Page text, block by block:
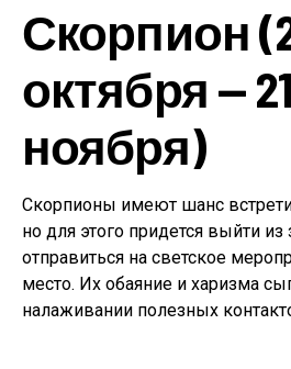
Скорпион
октября — 21
ноября)
Скорпионы имеют шанс
но для этого придется выйти
отправиться на светское
место. Их обаяние и харизма
налаживании полезных